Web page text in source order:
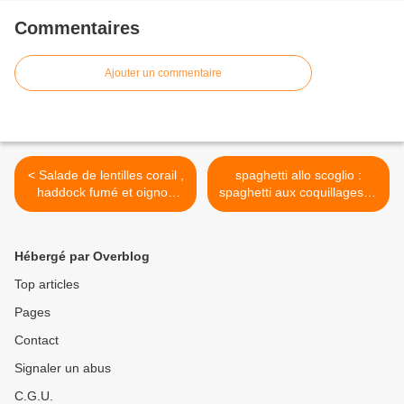
Commentaires
Ajouter un commentaire
< Salade de lentilles corail ,
haddock fumé et oignon
rouge
spaghetti allo scoglio :
spaghetti aux coquillages et
tomates cerises >
Hébergé par Overblog
Top articles
Pages
Contact
Signaler un abus
C.G.U.